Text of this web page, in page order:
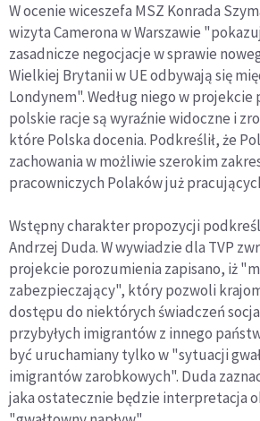
W ocenie wiceszefa MSZ Konrada
wizyta Camerona w Warszawie
zasadnicze negocjacje w sprawie
Wielkiej Brytanii w UE odbywają się
Londynem". Według niego w
polskie racje są wyraźnie widoczne i
które Polska docenia. Podkreślił, że
zachowania w możliwie szerokim
pracowniczych Polaków już
Wstępny charakter propozycji
Andrzej Duda. W wywiadzie dla TVP
projekcie porozumienia zapisano, iż
zabezpieczający", który pozwoli
dostępu do niektórych świadczeń
przybyłych imigrantów z innego
być uruchamiany tylko w "sytuacji
imigrantów zarobkowych". Duda
jaka ostatecznie będzie interpretacja